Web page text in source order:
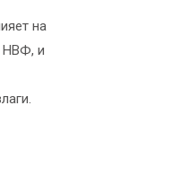
на
НВФ, и